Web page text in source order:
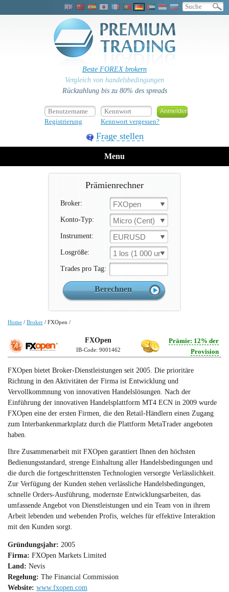
Beste FOREX brokern
Vergleich von handelsbedingungen
Rückzahlung bis zu 80% des spreads
Registrierung Kennwort vergessen?
Frage stellen
Menu
Prämienrechner
Broker: FXOpen
Konto-Typ: Micro (Cent)
Instrument: EURUSD
Losgröße: 1 los (1 000 un.)
Trades pro Tag:
Home / Broker / FXOpen /
FXOpen
IB-Code: 9001462
Prämie: 12% der
Provision
FXOpen bietet Broker-Dienstleistungen seit 2005. Die prioritäre
Richtung in den Aktivitäten der Firma ist Entwicklung und
Vervollkommnung von innovativen Handelslösungen. Nach der
Einführung der innovativen Handelsplattform MT4 ECN in 2009 wurde
FXOpen eine der ersten Firmen, die den Retail-Händlern einen Zugang
zum Interbankenmarktplatz durch die Plattform MetaTrader angeboten
haben.
Ihre Zusammenarbeit mit FXOpen garantiert Ihnen den höchsten
Bedienungsstandard, strenge Einhaltung aller Handelsbedingungen und
die durch die fortgeschrittensten Technologien versorgte Verlässlichkeit.
Zur Verfügung der Kunden stehen verlässliche Handelsbedingungen,
schnelle Orders-Ausführung, modernste Entwicklungsarbeiten, das
umfassende Angebot von Dienstleistungen und ein Team von in ihrem
Arbeit lebenden und webenden Profis, welches für effektive Interaktion
mit den Kunden sorgt.
Gründungsjahr: 2005
Firma: FXOpen Markets Limited
Land: Nevis
Regelung: The Financial Commission
Website: www.fxopen.com